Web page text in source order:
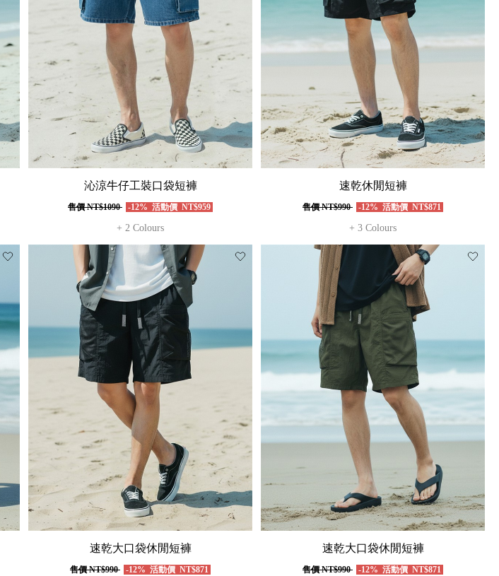
沁涼牛仔工裝口袋短褲
售價NT$1090 -12% 活動價 NT$959
+ 2 Colours
速乾休閒短褲
售價NT$990 -12% 活動價 NT$871
+ 3 Colours
速乾大口袋休閒短褲
售價NT$990 -12% 活動價 NT$871
速乾大口袋休閒短褲
售價NT$990 -12% 活動價 NT$871